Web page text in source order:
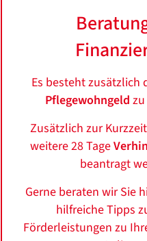
Es besteht zusätzlich
Pflegewohngeld
Zusätzlich zur
weitere 28 Tage
beantragt
Gerne beraten wir Sie
hilfreiche Tipps
Förderleistungen zu